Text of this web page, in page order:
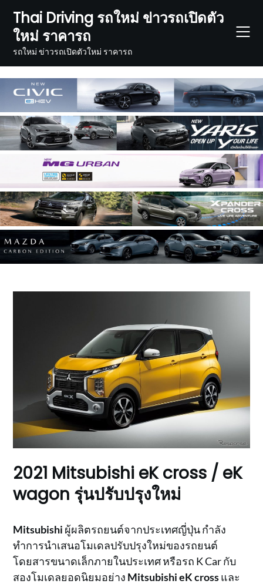
content
Thai Driving รถใหม่ ข่าวรถเปิดตัว
ใหม่ ราคารถ
รถใหม่ ข่าวรถเปิดตัวใหม่ ราคารถ
2021 Mitsubishi eK cross / eK
wagon รุ่นปรับปรุงใหม่
Mitsubishi ผู้ผลิตรถยนต์จากประเทศญี่ปุ่น กำลัง
ทำการนำเสนอโมเดลปรับปรุงใหม่ของรถยนต์
โดยสารขนาดเล็กภายในประเทศ หรือรถ K Car กับ
สองโมเดลยอดนิยมอย่าง Mitsubishi eK crossและ